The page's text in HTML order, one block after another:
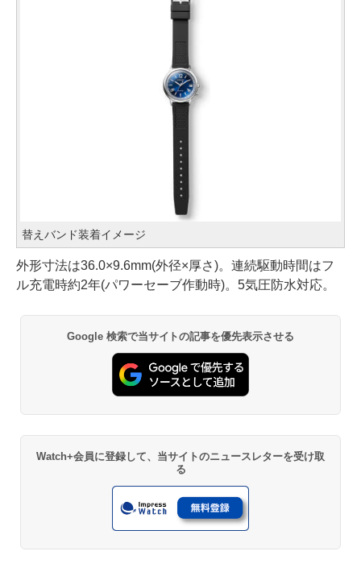
替えバンド装着イメージ
外形寸法は36.0×9.6mm(外径×厚さ)。連続駆動時間はフ
ル充電時約2年(パワーセーブ作動時)。5気圧防水対応。
Google 検索で当サイトの記事を優先表示させる
Watch+会員に登録して、当サイトのニュースレターを受け取
る